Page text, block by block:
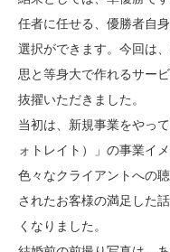
任者に任せる、優勝者自
選択ができます。今回は
思と等身大で作れるサー
抜擢いただきました。
当初は、新規事業をやっ
ォトレイト）」の事業イ
色々なクライアントへの
されたお客様の満足した
くなりました。